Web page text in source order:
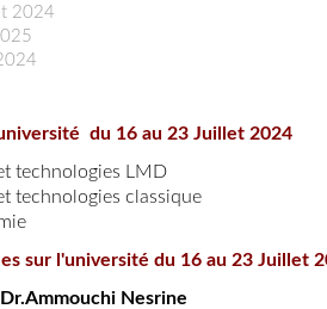
2024
du 16 au 23 Juillet 2024
technologies LMD
technologies classique
sur l'université du 16 au 23 Juillet
Dr.Ammouchi Nesrine